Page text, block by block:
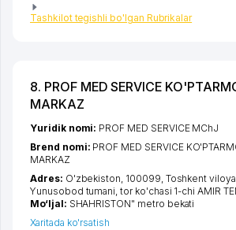
Tashkilot tegishli bo'lgan Rubrikalar
8. PROF MED SERVICE
MARKAZ
Yuridik nomi: PROF MED SERVICE MChJ
Brend nomi: PROF MED SERVICE
MARKAZ
Adres: O'zbekiston, 100099, Toshkent
Yunusobod tumani,tor ko'chasi 1-chi AMIR
Mo‘ljal: SHAHRISTON" metro bekati
Xaritada ko'rsatish